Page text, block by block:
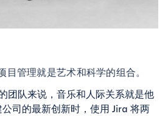
目管理就是艺术和科学的组合。
团队来说，音乐和人际关系就是他
司的最新创新时，使用 Jira 将两